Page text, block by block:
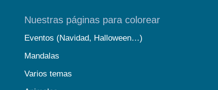
Nuestras páginas para colorear
Eventos (Navidad, Halloween…)
Mandalas
Varios temas